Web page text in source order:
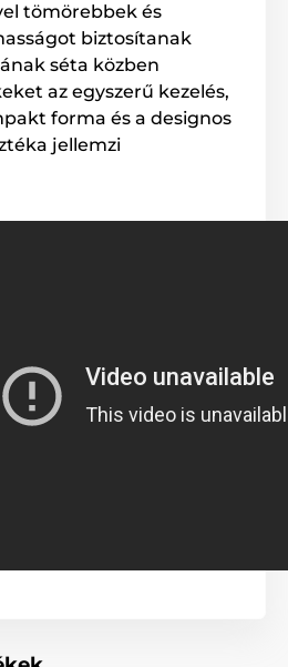
mely nem
zsinórja soha nem
akad be. A zsinór nagy
készült. Ejtőernyők
melynek köszönhetően
tömörebbek és
biztosítanak
séta közben
az egyszerű kezelés,
forma és a designos
jellemzi